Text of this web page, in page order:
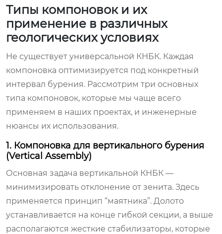
Типы компоновок и их
применение в различных
геологических условиях
Не существует универсальной КНБК. Каждая
компоновка оптимизируется под конкретный
интервал бурения. Рассмотрим три основных
типа компоновок, которые мы чаще всего
применяем в наших проектах, и инженерные
нюансы их использования.
1. Компоновка для вертикального бурения
(Vertical Assembly)
Основная задача вертикальной КНБК —
минимизировать отклонение от зенита. Здесь
применяется принцип “маятника”. Долото
устанавливается на конце гибкой секции, а выше
располагаются жесткие стабилизаторы, которые